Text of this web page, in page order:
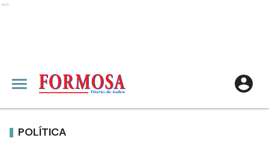
Ads
POLÍTICA